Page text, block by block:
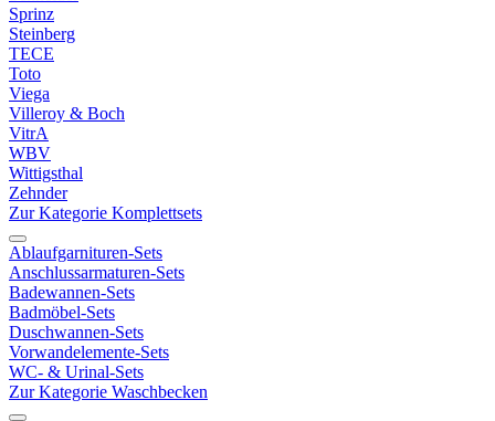
Sprinz
Steinberg
TECE
Toto
Viega
Villeroy & Boch
VitrA
WBV
Wittigsthal
Zehnder
Zur Kategorie Komplettsets
Ablaufgarnituren-Sets
Anschlussarmaturen-Sets
Badewannen-Sets
Badmöbel-Sets
Duschwannen-Sets
Vorwandelemente-Sets
WC- & Urinal-Sets
Zur Kategorie Waschbecken